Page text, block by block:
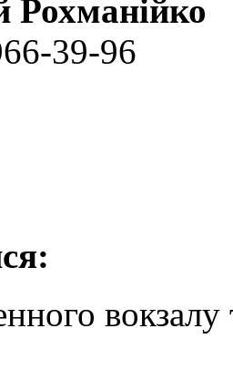
Рохманійко
39-96
вокзалу